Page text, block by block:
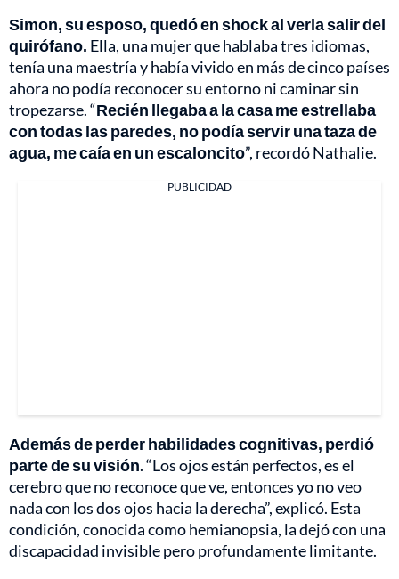
Simon, su esposo, quedó en shock al verla salir del
quirófano. Ella, una mujer que hablaba tres idiomas,
tenía una maestría y había vivido en más de cinco países
ahora no podía reconocer su entorno ni caminar sin
tropezarse. “Recién llegaba a la casa me estrellaba
con todas las paredes, no podía servir una taza de
agua, me caía en un escaloncito”, recordó Nathalie.
PUBLICIDAD
Además de perder habilidades cognitivas, perdió
parte de su visión. “Los ojos están perfectos, es el
cerebro que no reconoce que ve, entonces yo no veo
nada con los dos ojos hacia la derecha”, explicó. Esta
condición, conocida como hemianopsia, la dejó con una
discapacidad invisible pero profundamente limitante.